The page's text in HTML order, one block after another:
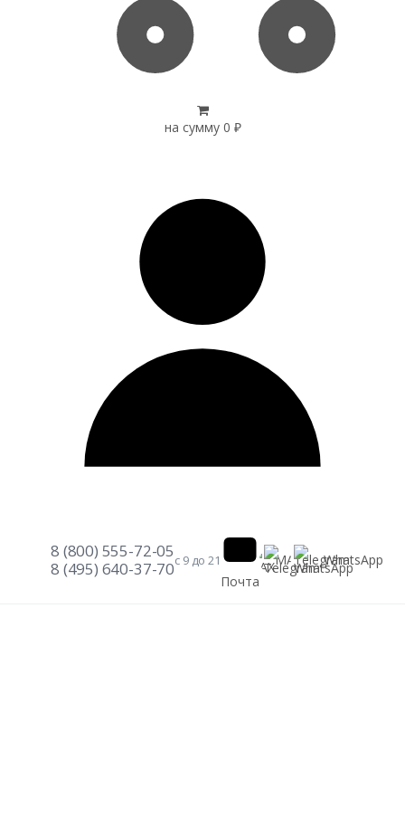
на сумму 0 ₽
8 (800) 555-72-05
8 (495) 640-37-70с 9 до 21
Почта
MAXTelegramWhatsApp